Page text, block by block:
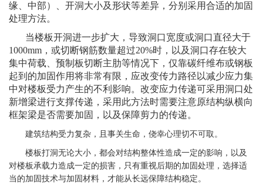
缘、中部）、开洞大小及形状等差异，分别采用合适的加固
处理方法。
当楼板开洞进一步扩大，导致洞口宽度或洞口直径大于
1000mm，或切断钢筋数量超过20%时，以及洞口存在较大
集中荷载、预制板切断主肋等情况下，仅靠碳纤维布或钢板
起到的加固作用将非常有限，应改变传力路径以减少应力集
中对楼板受力产生的不利影响。改变应力传递可采用洞口处
新增梁进行支撑传递，采用此方法时需要注意原结构纵横向
框架梁是否需要加固，以及保障剪力的传递。
建筑结构受力复杂，且事关生命，侥幸心理切不可取。
楼板打洞无论大小，都会对结构整体性造成一定的影响，以及
对楼板承载力造成一定的损害，只有重视后期的加固处理，选择适
当的加固技术与加固材料，才能从长远保障结构稳定。